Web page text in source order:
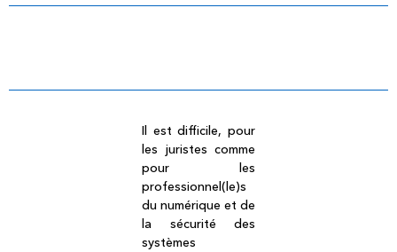
Il est difficile, pour
les juristes comme
pour les
professionnel(le)s
du numérique et de
la sécurité des
systèmes